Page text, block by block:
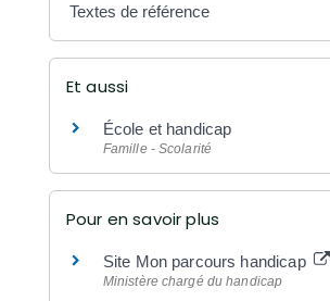
Textes de référence
Et aussi
École et handicap
Famille - Scolarité
Pour en savoir plus
Site Mon parcours handicap
Ministère chargé du handicap